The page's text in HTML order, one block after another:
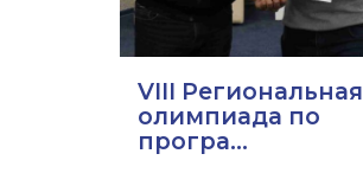
VIII Региональная
олимпиада по
програ...